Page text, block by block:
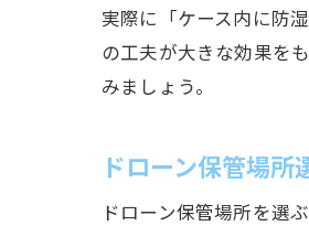
実際に「ケース内に防
の工夫が大きな効果を
みましょう。
ドローン保管場所
ドローン保管場所を選